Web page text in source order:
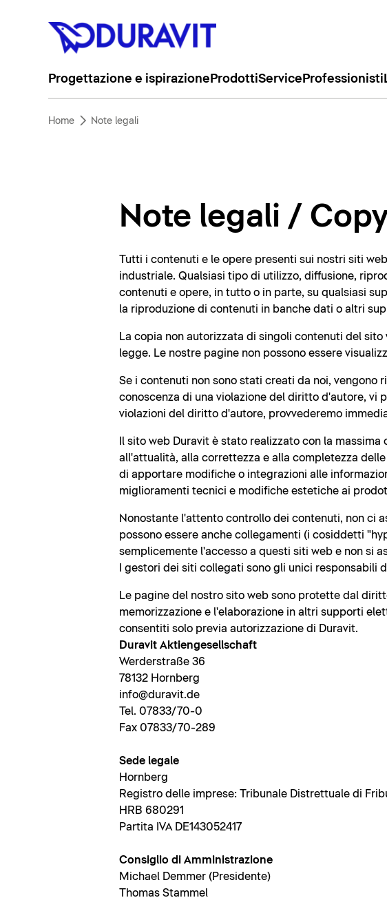
Progettazione e ispirazione ProdottiService Professionisti
Home Note legali
Note legali /
Tutti i contenuti e le opere presenti sui nostri siti
industriale. Qualsiasi tipo di utilizzo, diffusione,
contenuti e opere, in tutto o in parte, su qualsiasi
la riproduzione di contenuti in banche dati o altri
La copia non autorizzata di singoli contenuti del
legge. Le nostre pagine non possono essere
Se i contenuti non sono stati creati da noi,
conoscenza di una violazione del diritto d'autore, vi
violazioni del diritto d'autore, provvederemo
Il sito web Duravit è stato realizzato con la
all'attualità, alla correttezza e alla completezza
di apportare modifiche o integrazioni alle
miglioramenti tecnici e modifiche estetiche ai
Nonostante l'attento controllo dei contenuti, non ci
possono essere anche collegamenti (i cosiddetti
semplicemente l'accesso a questi siti web e non si
I gestori dei siti collegati sono gli unici responsabili
Le pagine del nostro sito web sono protette dal
memorizzazione e l'elaborazione in altri supporti
consentiti solo previa autorizzazione di Duravit.
Duravit Aktiengesellschaft
Werderstraße 36
78132 Hornberg
info@duravit.de
Tel. 07833/70-0
Fax 07833/70-289
Sede legale
Hornberg
Registro delle imprese: Tribunale Distrettuale di
HRB 680291
Partita IVA DE143052417
Consiglio di Amministrazione
Michael Demmer (Presidente)
Thomas Stammel